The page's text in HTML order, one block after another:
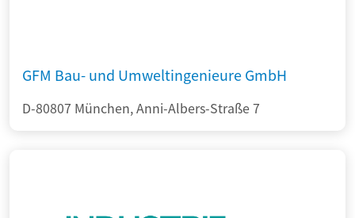
GFM Bau- und Umweltingenieure GmbH
D-80807 München, Anni-Albers-Straße 7